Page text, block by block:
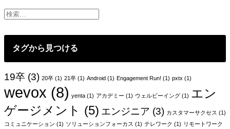
ゲ
シ
ョ
ン
タグから見つける
19卒 (3) 20卒 (1) 21卒 (1) Android (1) Engagement Run! (1) pxtx (1)
wevox (8) yenta (1) アカデミー (1) ウェルビーイング (1) エン
ゲージメント (5) エンジニア (3) カスタマーサクセス (1)
コミュニケーション (1) ソリューションフォーカス (1) テレワーク (1) リモートワーク